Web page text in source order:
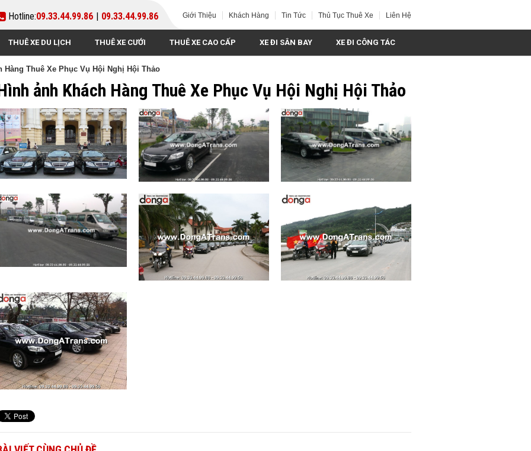
Hotline:09.33.44.99.86 | 09.33.44.99.86 Giới Thiệu Khách Hàng Tin Tức Thủ Tục Thuê Xe Liên Hệ
THUÊ XE DU LỊCH THUÊ XE CƯỚI THUÊ XE CAO CẤP XE ĐI SÂN BAY XE ĐI CÔNG TÁC
Hàng Thuê Xe Phục Vụ Hội Nghị Hội Thảo
ảnh Khách Hàng Thuê Xe Phục Vụ Hội Nghị Hội Thảo